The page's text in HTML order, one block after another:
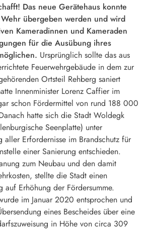
Das neue Gerätehaus konnte
übergeben werden und wird
Kameradinnen und Kameraden
für die Ausübung ihres
Ursprünglich sollte das aus
Feuerwehrgebäude in dem zur
Ortsteil Rehberg saniert
Innenminister Lorenz Caffier im
schon Fördermittel von rund 188 000
hatte sich die Stadt Woldegk
Seenplatte) unter
aller Erfordernisse im Brandschutz für
einer Sanierung entschieden.
zum Neubau und den damit
stellte die Stadt einen
auf Erhöhung der Fördersumme.
im Januar 2020 entsprochen und
eines Bescheides über eine
in Höhe von circa 309